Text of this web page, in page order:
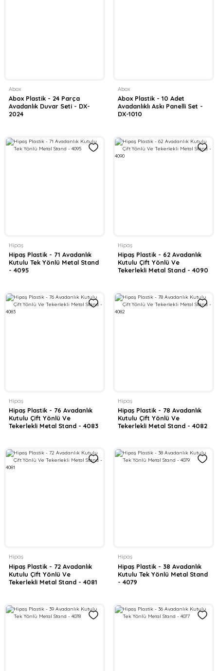
Abox
Abox Plastik - 24 Parça
Avadanlık Duvar Seti - DX-
2024
Abox
Abox Plastik - 10 Adet
Avadanlıklı Askı Panelli Set -
DX-1010
Hipaş
Hipaş Plastik - 71 Avadanlık
Kutulu Tek Yönlü Metal Stand
- 4095
Hipaş
Hipaş Plastik - 62 Avadanlık
Kutulu Çift Yönlü Ve
Tekerlekli Metal Stand - 4090
Hipaş
Hipaş Plastik - 76 Avadanlık
Kutulu Çift Yönlü Ve
Tekerlekli Metal Stand - 4083
Hipaş
Hipaş Plastik - 78 Avadanlık
Kutulu Çift Yönlü Ve
Tekerlekli Metal Stand - 4082
Hipaş
Hipaş Plastik - 72 Avadanlık
Kutulu Çift Yönlü Ve
Tekerlekli Metal Stand - 4081
Hipaş
Hipaş Plastik - 38 Avadanlık
Kutulu Tek Yönlü Metal Stand
- 4079